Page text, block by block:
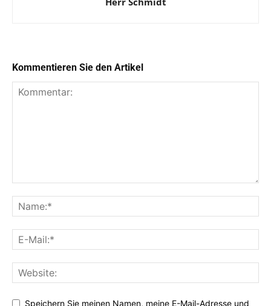
Kommentieren Sie den Artikel
Speichern Sie meinen Namen, meine E-Mail-Adresse und